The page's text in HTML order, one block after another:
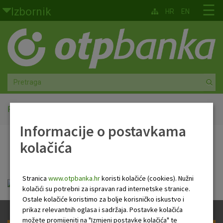
Skoči na glavni sadržaj
Izbornik
Građani
Privatno bankarstvo
Agro
Mala poduzeća i obrtnici
Srednja i velika poduzeća
Faktoring
O nama
☰
HR EN
Početna
Terminski plan
Terminski_plan.pdf
Informacije o postavkama
kolačića
Stranica www.otpbanka.hrkoristi kolačiće (cookies). Nužni
kolačići su potrebni za ispravan rad internetske stranice.
Ostale kolačiće koristimo za bolje korisničko iskustvo i
prikaz relevantnih oglasa i sadržaja. Postavke kolačića
možete promijeniti na "Izmjeni postavke kolačića" te